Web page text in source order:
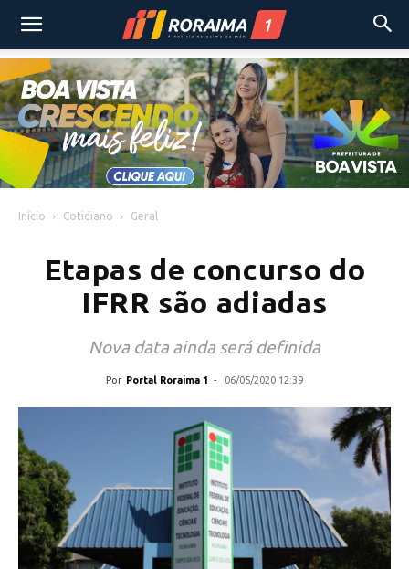
Início Cotidiano Geral
Etapas de concurso do
IFRR são adiadas
Nova data ainda será definida
Por Portal Roraima 1 - 06/05/2020 12:39